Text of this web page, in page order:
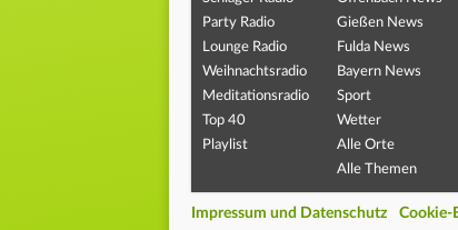
Party Radio
Lounge Radio
Weihnachtsradio
Meditationsradio
Top 40
Playlist
Gießen News
Fulda News
Bayern News
Sport
Wetter
Alle Orte
Alle Themen
Impressum und Datenschutz Cookie-